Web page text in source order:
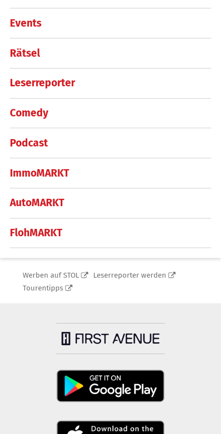
Events
Rätsel
Leserreporter
Comedy
Podcast
ImmoMARKT
AutoMARKT
FlohMARKT
Werben auf STOL
Leserreporter werden
Tourentipps